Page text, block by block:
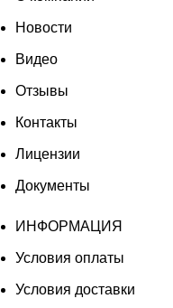
Новости
Видео
Отзывы
Контакты
Лицензии
Документы
ИНФОРМАЦИЯ
Условия оплаты
Условия доставки